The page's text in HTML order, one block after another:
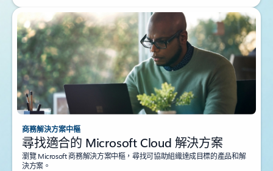
商務解決方案中樞
尋找適合的 Microsoft Cloud 解決方案
瀏覽 Microsoft 商務解決方案中樞，尋找可協助組織達成目標的產品和解
決方案。